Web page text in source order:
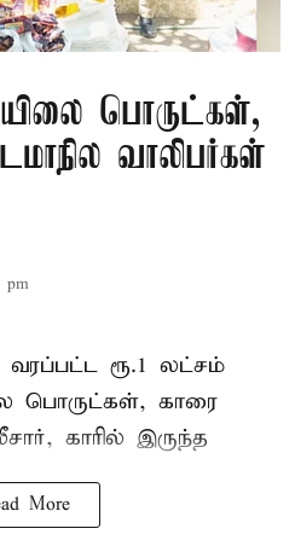
பொருட்கள்,
வாலிபர்கள்
pm
வரப்பட்ட ரூ.1 லட்சம்
பொருட்கள், காரை
காரில் இருந்த
More